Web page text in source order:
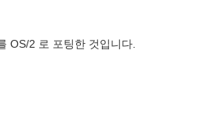
OS/2 로 포팅한 것입니다.